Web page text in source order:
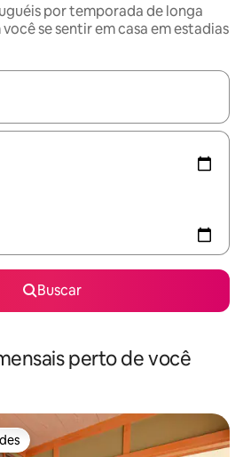
por temporada de longa
se sentir em casa em estadias
estiverem disponíveis, explore-os
Buscar
perto de você